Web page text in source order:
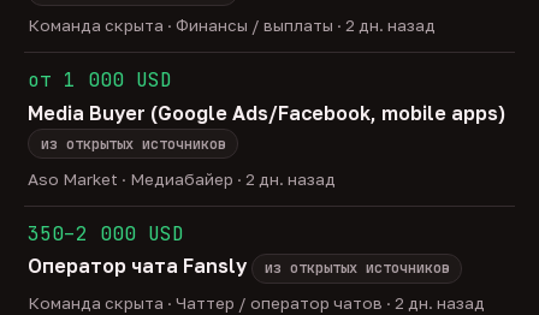
Команда скрыта · Финансы / выплаты · 2 дн. назад
от 1 000 USD
Media Buyer (Google Ads/Facebook, mobile apps)
из открытых источников
Aso Market · Медиабайер · 2 дн. назад
350–2 000 USD
Оператор чата Fansly
из открытых источников
Команда скрыта · Чаттер / оператор чатов · 2 дн. назад